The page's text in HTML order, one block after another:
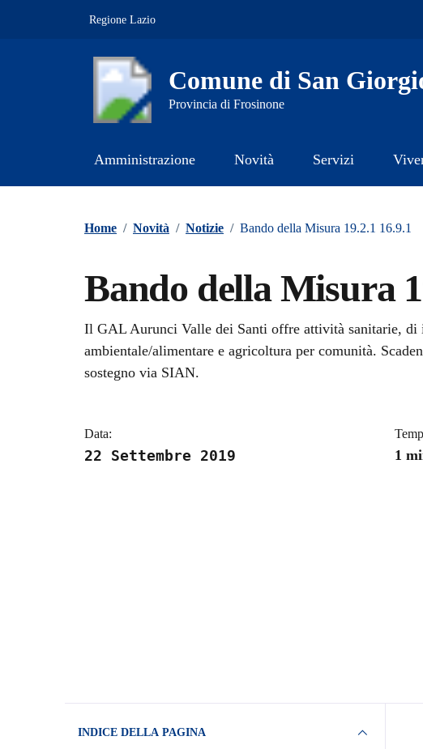
Regione Lazio
Comune di San
Provincia di Frosinone
Amministrazione Novità Servizi
Home / Novità / Notizie / Bando della Misura 19.2.1 16.9.1
Bando della Misura
Dettagli della notizia
Il GAL Aurunci Valle dei Santi offre attività sanitarie, di
ambientale/alimentare e agricoltura per comunità.
sostegno via SIAN.
Data:
22 Settembre 2019 1
INDICE DELLA PAGINA